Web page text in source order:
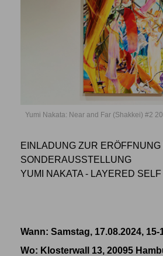
Yumi Nakata: Near and Far (Shakkei) #2
EINLADUNG ZUR ERÖFFNUNG
SONDERAUSSTELLUNG
YUMI NAKATA - LAYERED SELF
Wann: Samstag, 17.08.2024, 15-
Wo: Klosterwall 13, 20095